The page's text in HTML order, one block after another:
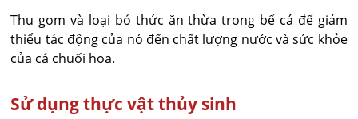
Thu gom và loại bỏ thức ăn thừa trong bể cá để giảm
thiểu tác động của nó đến chất lượng nước và sức khỏe
của cá chuối hoa.
Sử dụng thực vật thủy sinh